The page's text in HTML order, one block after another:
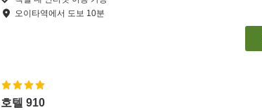
오이타역에서 도보 10분
호텔 910